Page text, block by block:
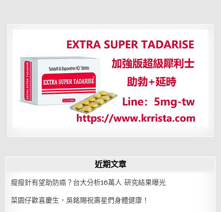
前
爾
蓋
茲
也
不
贊
成
近期文章
瘦瘦針有望助防癌？台大分析16萬人 研究結果曝光
菜園仔歡喜慶生，吳銘賜祝壽星們身體健康！